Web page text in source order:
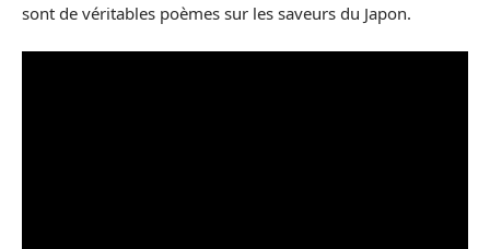
sont de véritables poèmes sur les saveurs du Japon.